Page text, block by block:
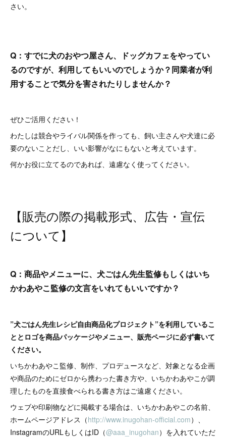
さい。
Q：すでに犬のおやつ屋さん、ドッグカフェをやってい
るのですが、利用してもいいのでしょうか？同業者が利
用することで気分を害されたりしませんか？
ぜひご活用ください！
わたしは競合やライバル関係を作っても、飼い主さんや犬達に必
要のないことだし、いい影響がなにもないと考えています。
何かお役に立てるのであれば、遠慮なく使ってください。
【販売の際の掲載形式、広告・宣伝
について】
Q：商品やメニューに、犬ごはん先生監修もしくはいち
かわあやこ監修の文言をいれてもいいですか？
”犬ごはん先生レシピ自由商品化プロジェクト”を利用しているこ
ととロゴを商品パッケージやメニュー、販売ページに必ず書いて
ください。
いちかわあやこ監修、制作、プロデュースなど、対象となる企画
や商品のためにゼロから携わった書き方や、いちかわあやこが調
理したものを直接食べられる書き方はご遠慮ください。
ウェブや印刷物などに掲載する場合は、いちかわあやこの名前、
ホームページアドレス（http://www.inugohan-official.com）、
InstagramのURLもしくはID（@aaa_inugohan）を入れていただ